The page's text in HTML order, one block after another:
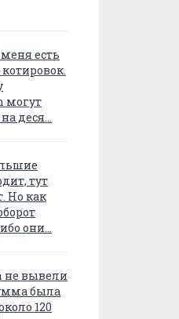
есть
могут
деся…
тут
Но как
они…
не вывели
была
120